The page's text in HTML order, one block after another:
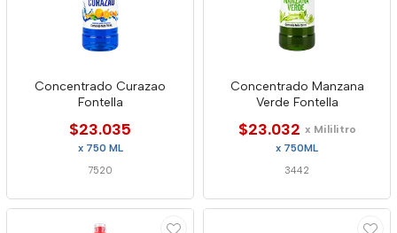
Concentrado Curazao
Fontella
$23.035
x 750 ML
7520
Concentrado Manzana
Verde Fontella
$23.032 x Mililitro
x 750ML
3442